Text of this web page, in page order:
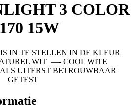
3 COLOR
15W
IN TE STELLEN IN DE KLEUR
WIT —- COOL WITE
UITERST BETROUWBAAR
GETEST